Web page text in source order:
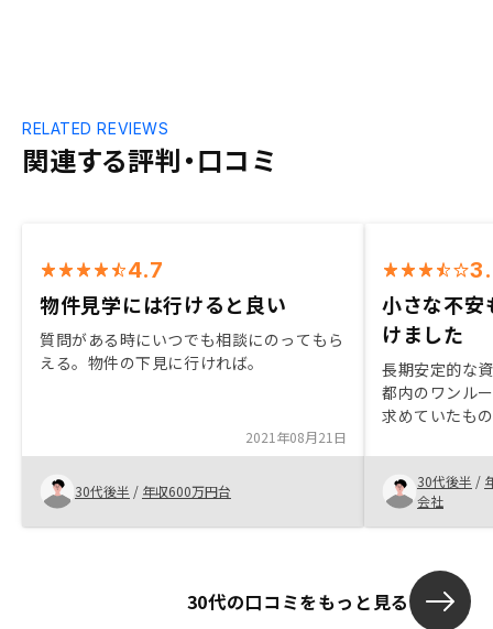
関連する評判・口コミ
RELATED REVIEWS
4.7
物件見学には行けると良い
質問がある時にいつでも相談にのってもら
える。物件の下見に行ければ。
2021年08月21日
30代後半 / 年収600万円台
小さな不安
けました
長期安定的な
都内のワンル
求めていたも
ったが、小さ
ていただいた
30代後半 /
会社
30代の口コミをもっと見る